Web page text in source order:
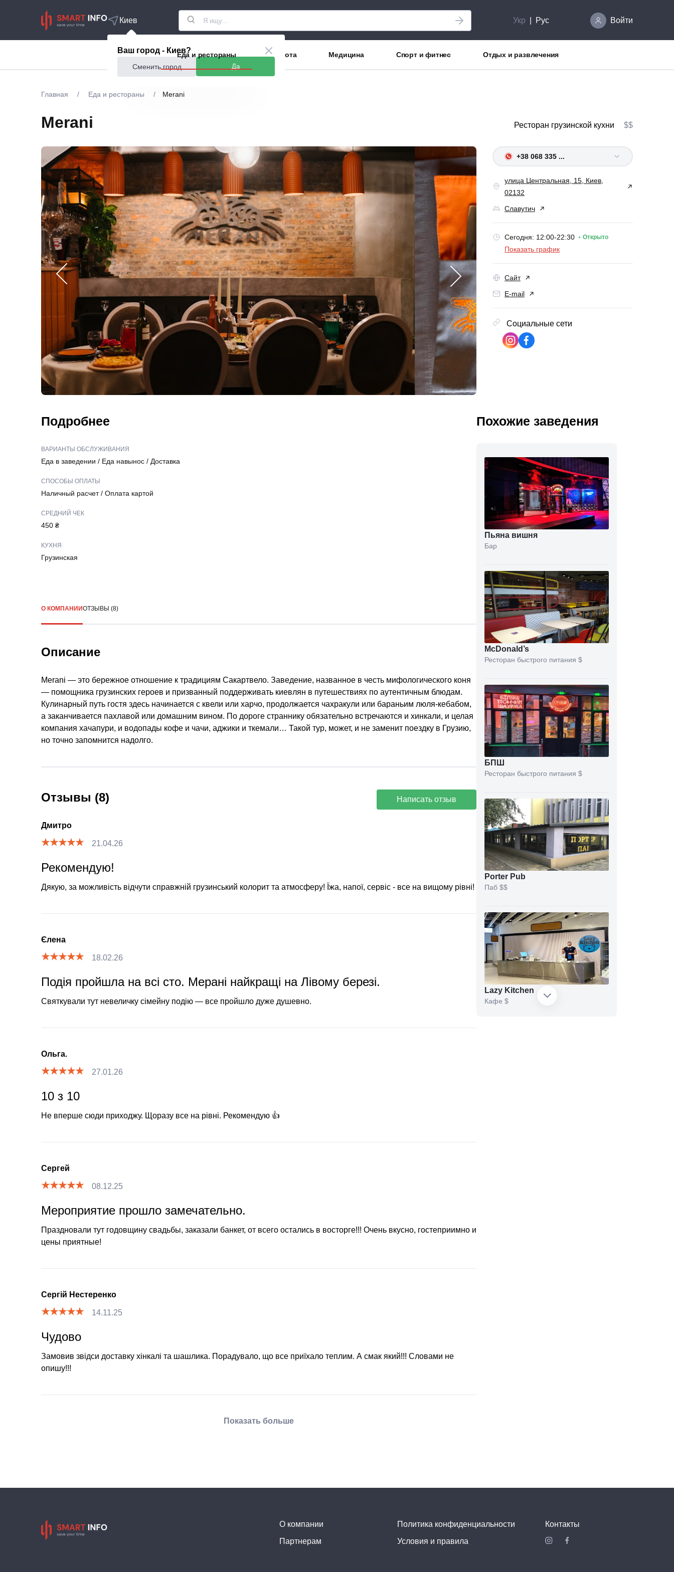
Киев
Ваш город - Киев?
Сменить город Да
Укр Рус Войти
Акции Еда и рестораны Красота Медицина Спорт и фитнес Отдых и развлечения
Главная / Еда и рестораны / Merani
Merani Ресторан грузинской кухни $$
+38 068 335 ...
улица Центральная, 15, Киев,
02132
Славутич
Сегодня: 12:00-22:30 Открыто
Показать график
Сайт
E-mail
Социальные сети
Подробнее
ВАРИАНТЫ ОБСЛУЖИВАНИЯ
Еда в заведении / Еда навынос / Доставка
СПОСОБЫ ОПЛАТЫ
Наличный расчет/ Оплата картой
СРЕДНИЙ ЧЕК
450 ₴
КУХНЯ
Грузинская
О КОМПАНИИОТЗЫВЫ (8)
Описание
Merani — это бережное отношение к традициям Сакартвело. Заведение, названное в честь мифологического коня
— помощника грузинских героев и призванный поддерживать киевлян в путешествиях по аутентичным блюдам.
Кулинарный путь гостя здесь начинается с квели или харчо, продолжается чахракули или бараньим люля-кебабом,
а заканчивается пахлавой или домашним вином. По дороге страннику обязательно встречаются и хинкали, и целая
компания хачапури, и водопады кофе и чачи, аджики и ткемали… Такой тур, может, и не заменит поездку в Грузию,
но точно запомнится надолго.
Отзывы (8) Написать отзыв
Дмитро
21.04.26
Рекомендую!
Дякую, за можливість відчути справжній грузинський колорит та атмосферу! Їжа, напої, сервіс - все на вищому рівні!
Єлена
18.02.26
Подія пройшла на всі сто. Мерані найкращі на Лівому березі.
Святкували тут невеличку сімейну подію — все пройшло дуже душевно.
Ольга.
27.01.26
10 з 10
Не вперше сюди приходжу. Щоразу все на рівні. Рекомендую 👍
Сергей
08.12.25
Мероприятие прошло замечательно.
Праздновали тут годовщину свадьбы, заказали банкет, от всего остались в восторге!!! Очень вкусно, гостеприимно и
цены приятные!
Сергій Нестеренко
14.11.25
Чудово
Замовив звідси доставку хінкалі та шашлика. Порадувало, що все приїхало теплим. А смак який!!! Словами не
опишу!!!
Показать больше
Похожие заведения
Пьяна вишня
Бар
McDonald’s
Ресторан быстрого питания $
БПШ
Ресторан быстрого питания $
Porter Pub
Паб $$
Lazy Kitchen
Кафе $
О компании
Партнерам
Политика конфиденциальности
Условия и правила
Контакты